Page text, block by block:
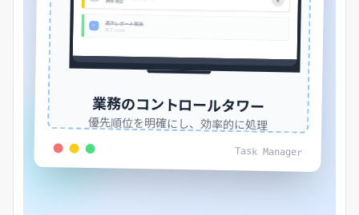
週次レポート提出
完了: 10:00
業務のコントロールタワー
優先順位を明確にし、効率的に処理
Task Manager